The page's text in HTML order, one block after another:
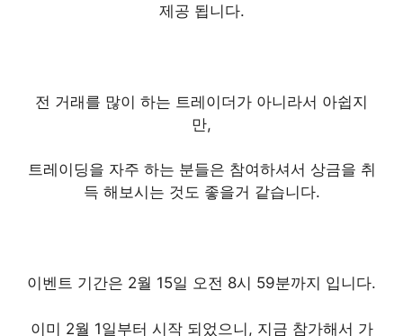
제공 됩니다.
전 거래를 많이 하는 트레이더가 아니라서 아쉽지
만,
트레이딩을 자주 하는 분들은 참여하셔서 상금을 취
득 해보시는 것도 좋을거 같습니다.
이벤트 기간은 2월 15일 오전 8시 59분까지 입니다.
이미 2월 1일부터 시작 되었으니, 지금 참가해서 가